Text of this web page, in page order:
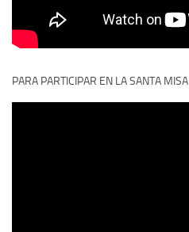
PARA PARTICIPAR EN LA SANTA MISA